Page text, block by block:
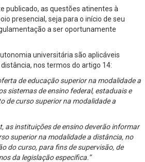
publicado, as questões atinentes à
presencial, seja para o início de seu
a ser oportunamente
universitária são aplicáveis
nos termos do artigo 14:
de educação superior na modalidade a
sistemas de ensino federal, estaduais e
de curso superior na modalidade a
as instituições de ensino deverão informar
superior na modalidade a distância, no
do curso, para fins de supervisão, de
da legislação específica.”